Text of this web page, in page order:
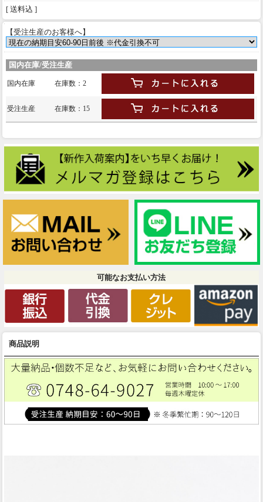
[ 送料込 ]
【受注生産のお客様へ】
国内在庫/受注生産
国内在庫 在庫数：2
受注生産 在庫数：15
可能なお支払い方法
商品説明